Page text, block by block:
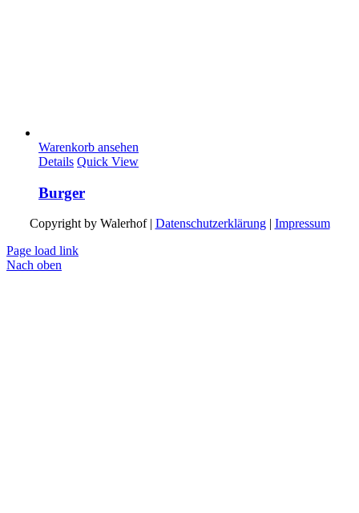
Warenkorb ansehen
Details Quick View
Burger
Copyright by Walerhof | Datenschutzerklärung| Impressum
Page load link
Nach oben